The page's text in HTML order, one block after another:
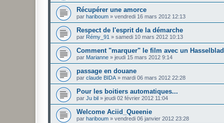
Récupérer une amorce
par hariboum » vendredi 16 mars 2012 12:13
Respect de l'esprit de la démarche
par Rémy_91 » samedi 10 mars 2012 10:13
Comment "marquer" le film avec un
par Marianne » jeudi 15 mars 2012 9:14
passage en douane
par claude BIDA » mardi 06 mars 2012 22:28
Pour les boitiers automatiques...
par Ju bil » jeudi 02 février 2012 11:04
Welcome Aciid_Queenie
par hariboum » vendredi 06 janvier 2012 23:28